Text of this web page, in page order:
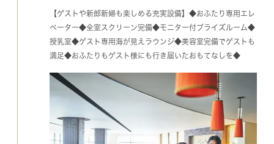
【ゲストや新郎新婦も楽しめる充実設備】◆おふたり専用エレ
ベーター◆全室スクリーン完備◆モニター付ブライズルーム◆
授乳室◆ゲスト専用海が見えラウンジ◆美容室完備でゲストも
満足◆おふたりもゲスト様にも行き届いたおもてなしを◆